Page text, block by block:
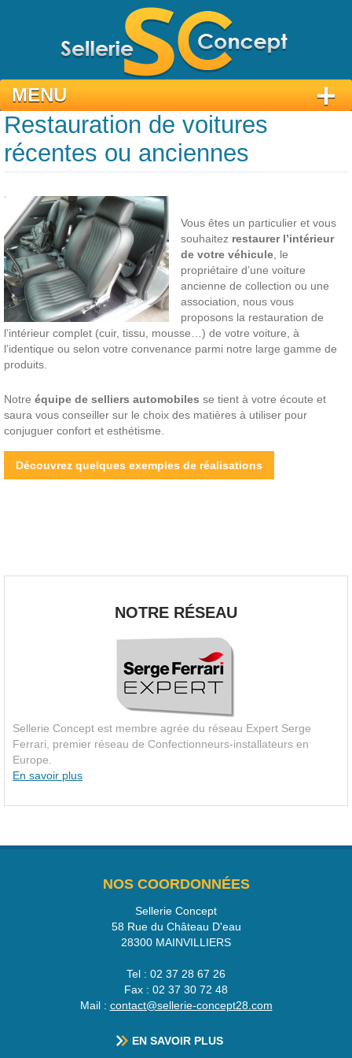
MENU
au
contenu
Restauration de voitures
récentes ou anciennes
Vous êtes un particulier et vous
souhaitez restaurer l’intérieur
de votre véhicule , le
propriétaire d’une voiture
ancienne de collection ou une
association, nous vous
proposons la restauration de
l’intérieur complet (cuir, tissu, mousse…) de votre voiture, à
l’identique ou selon votre convenance parmi notre large gamme de
produits.
Notre équipe de selliers automobiles se tient à votre écoute et
saura vous conseiller sur le choix des matières à utiliser pour
conjuguer confort et esthétisme.
Découvrez quelques exemples de réalisations
NOTRE RÉSEAU
Sellerie Concept est membre agrée du réseau Expert Serge
Ferrari, premier réseau de Confectionneurs-installateurs en
Europe.
En savoir plus
NOS COORDONNÉES
Sellerie Concept
58 Rue du Château D'eau
28300 MAINVILLIERS
Tel : 02 37 28 67 26
Fax : 02 37 30 72 48
Mail : contact@sellerie-concept28.com
EN SAVOIR PLUS